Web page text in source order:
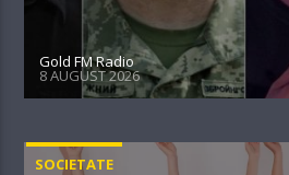
Gold FM Radio
8 AUGUST 2026
SOCIETATE